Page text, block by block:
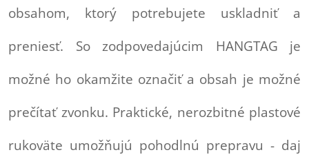
obsahom, ktorý potrebujete uskladniť a
preniesť. So zodpovedajúcim HANGTAG je
možné ho okamžite označiť a obsah je možné
prečítať zvonku. Praktické, nerozbitné plastové
rukoväte umožňujú pohodlnú prepravu - daj